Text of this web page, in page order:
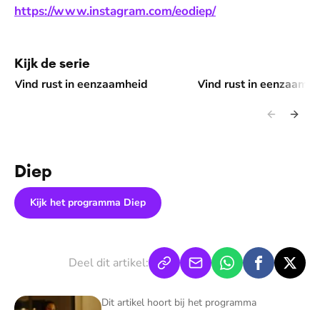
https://www.instagram.com/eodiep/
Kijk de serie
Vind rust in eenzaamheid
Vind rust in eenzaamheid Vind rust in
Vind rust in
Diep
Kijk het programma Diep
Deel dit artikel:
Dit artikel hoort bij het programma
Diep